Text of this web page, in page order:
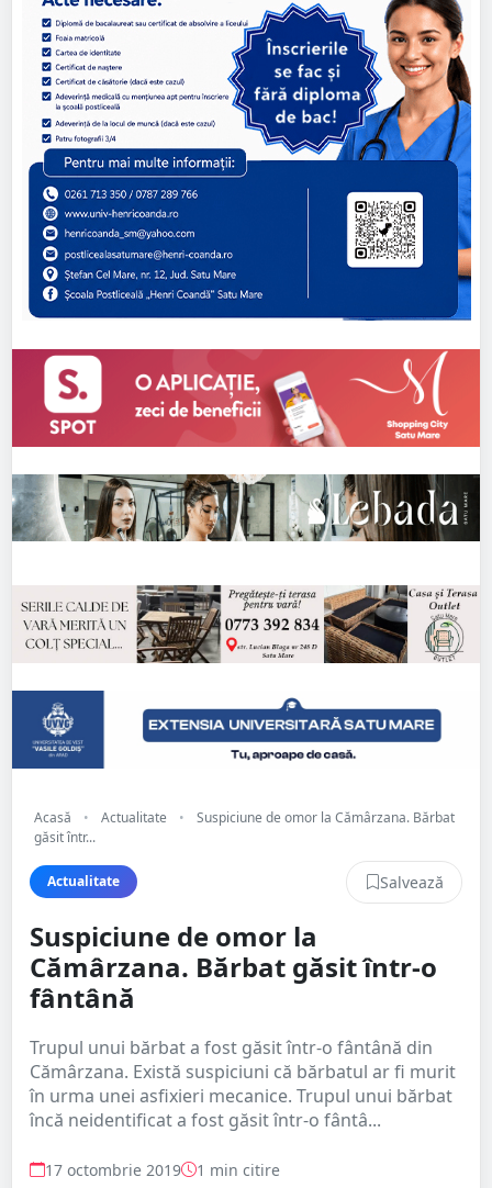
Acasă • Actualitate •
Suspiciune de omor la Cămârzana. Bărbat
găsit într...
Actualitate Salvează
Suspiciune de omor la
Cămârzana. Bărbat găsit într-o
fântână
Trupul unui bărbat a fost găsit într-o fântână din
Cămârzana. Există suspiciuni că bărbatul ar fi murit
în urma unei asfixieri mecanice. Trupul unui bărbat
încă neidentificat a fost găsit într-o fântâ...
17 octombrie 2019 1 min citire